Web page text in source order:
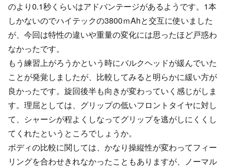
のより0.1秒くらいはアドバンテージがあるようです。1本
しかないのでハイテックの3800ｍAhと交互に使いました
が、今回は特性の違いや重量の変化には思ったほど戸惑わ
なかったです。
もう練習上がろうかという時にバルクヘッドが緩んでいた
ことが発覚しましたが、比較してみると明らかに緩い方が
良かったです。旋回後半も向きが変わっていく感じがしま
す。理屈としては、グリップの低いフロントタイヤに対し
て、シャーシが程よくしなってグリップを逃がしにくくし
てくれたというところでしょうか。
ボディの比較に関しては、かなり操縦性が変わってフィー
リングを合わせきれなかったこともありますが、ノーマル